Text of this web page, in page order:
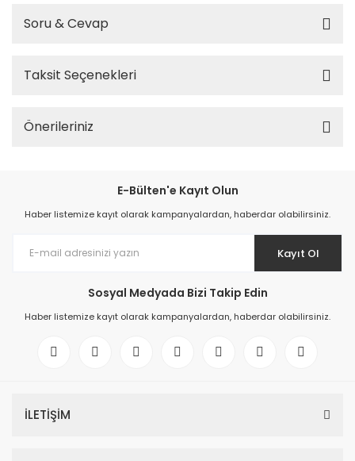
Soru & Cevap
Taksit Seçenekleri
Önerileriniz
E-Bülten'e Kayıt Olun
Haber listemize kayıt olarak kampanyalardan, haberdar olabilirsiniz.
Kayıt Ol
Sosyal Medyada Bizi Takip Edin
Haber listemize kayıt olarak kampanyalardan, haberdar olabilirsiniz.
İLETİŞİM